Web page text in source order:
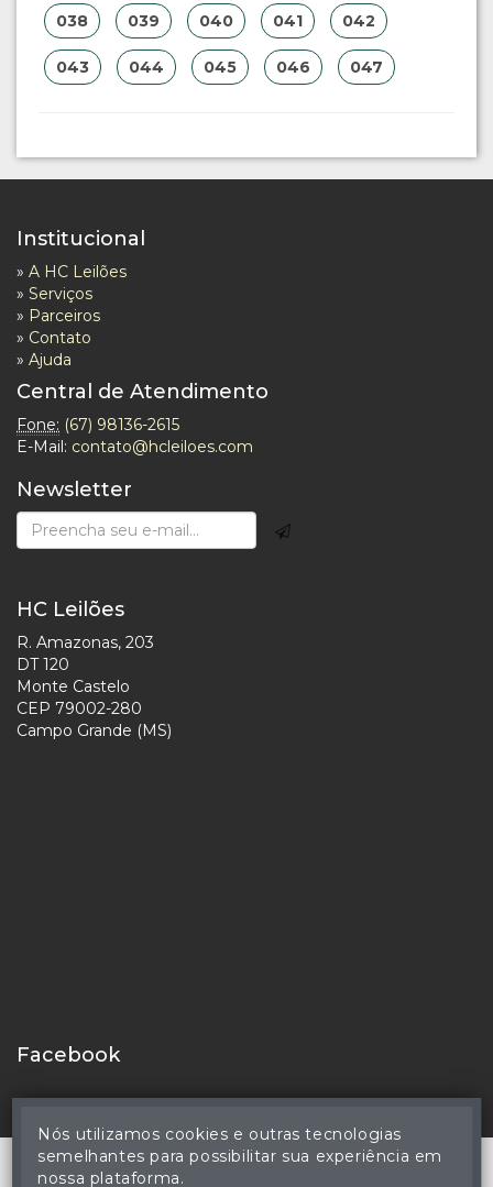
038 039 040 041 042
043 044 045 046 047
Institucional
» A HC Leilões
» Serviços
» Parceiros
» Contato
» Ajuda
Central de Atendimento
Fone: (67) 98136-2615
E-Mail: contato@hcleiloes.com
Newsletter
HC Leilões
R. Amazonas, 203
DT 120
Monte Castelo
CEP 79002-280
Campo Grande (MS)
Facebook
Nós utilizamos cookies e outras tecnologias
semelhantes para possibilitar sua experiência em
nossa plataforma.